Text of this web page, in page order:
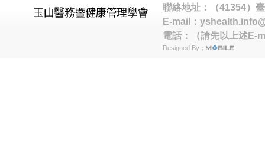
聯絡地址：（41354）
E-mail：
電話：（請先以上述E-
Designed By：